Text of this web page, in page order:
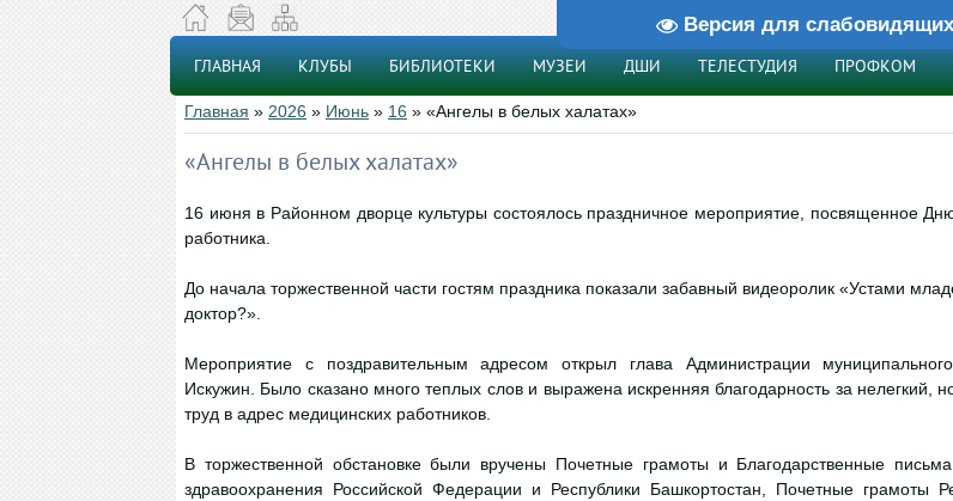
Версия для слабовидящих
ГЛАВНАЯ КЛУБЫ БИБЛИОТЕКИ МУЗЕИ ДШИ ТЕЛЕСТУДИЯ ПРОФКОМ
Главная » 2026 » Июнь » 16 » «Ангелы в белых халатах»
«Ангелы в белых халатах»
16 июня в Районном дворце культуры состоялось праздничное мероприятие, посвященное
работника.
До начала торжественной части гостям праздника показали забавный видеоролик «Устами
доктор?».
Мероприятие с поздравительным адресом открыл глава Администрации
Искужин. Было сказано много теплых слов и выражена искренняя благодарность за нелегкий,
труд в адрес медицинских работников.
В торжественной обстановке были вручены Почетные грамоты и Благодарственные
здравоохранения Российской Федерации и Республики Башкортостан, Почетные грамоты